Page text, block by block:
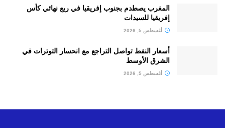
المغرب يصطدم بجنوب إفريقيا في ربع نهائي كأس
إفريقيا للسيدات
أغسطس 5, 2026
أسعار النفط تواصل التراجع مع انحسار التوترات في
الشرق الأوسط
أغسطس 5, 2026